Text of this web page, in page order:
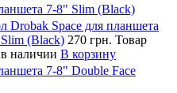
7-8" Slim (Black)
Drobak Space для планшета
(Black) 270 грн. Товар
в наличии В корзину
7-8" Double Face